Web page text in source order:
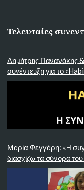
Τελευταίες
Δημήτρης Πανανάκης &
συνέντευξη για το
Μαρία Φεγγάρη: «Η
διασχίζω τα σύνορα